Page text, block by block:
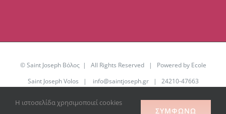
© Saint Joseph Βόλος | All Rights Reserved | Powered by Ecole
Saint Joseph Volos | info@saintjoseph.gr| 24210-47663
FacebookYouTube
Η ιστοσελίδα χρησιμοποιεί cookies
ΣΥΜΦΩΝΏ